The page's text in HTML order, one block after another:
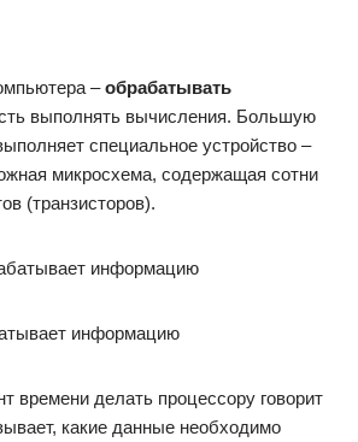
–обрабатывать
выполнять вычисления. Большую
специальное устройство –
микросхема, содержащая сотни
(транзисторов).
информацию
времени делать процессору говорит
какие данные необходимо